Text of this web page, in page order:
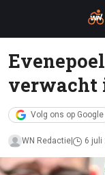
verwacht
Volg ons op Google
WN Redactie 6 juli